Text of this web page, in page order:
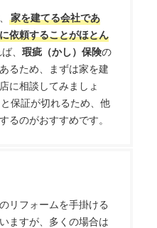
家を建てる会社であ
依頼することがほとん
ば、瑕疵（かし）保険の
るため、まずは家を建
に相談してみましょ
保証が切れるため、他
るのがおすすめです。
リフォームを手掛ける
ますが、多くの場合は